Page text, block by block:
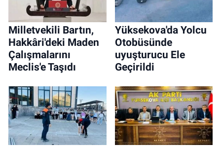
Milletvekili Bartın,
Hakkâri'deki Maden
Çalışmalarını
Meclis'e Taşıdı
Yüksekova'da Yolcu
Otobüsünde
uyuşturucu Ele
Geçirildi